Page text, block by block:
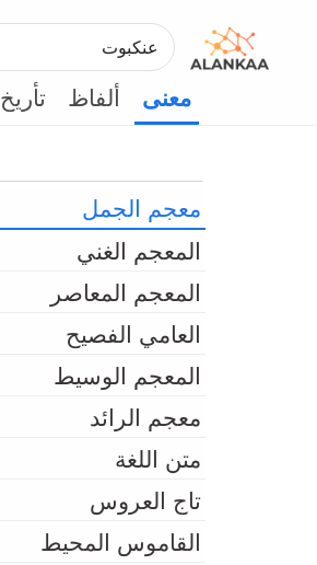
معنى ألفاظ تأريخ
معجم الجمل
المعجم الغني
المعجم المعاصر
العامي الفصيح
المعجم الوسيط
معجم الرائد
متن اللغة
تاج العروس
القاموس المحيط